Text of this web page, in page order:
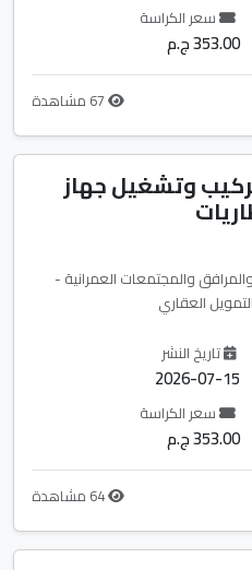
سعر الكراسة
353.00 ج.م
وتشغيل جهاز
والمجتمعات العمرانية -
العقاري
تاريخ النشر
2026-07-15
سعر الكراسة
353.00 ج.م